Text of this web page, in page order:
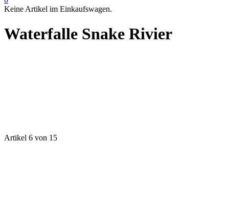
Keine Artikel im Einkaufswagen.
Waterfalle Snake Rivier
Artikel 6 von 15